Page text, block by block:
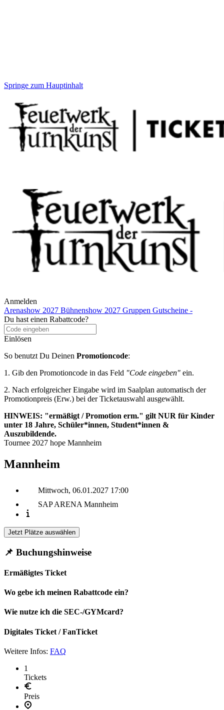
Springe zum Hauptinhalt
Anmelden
Arenashow 2027 Bühnenshow 2027 Gruppen Gutscheine -
Du hast einen Rabattcode?
Einlösen
So benutzt Du Deinen Promotioncode:
1. Gib den Promotioncode in das Feld "Code eingeben" ein.
2. Nach erfolgreicher Eingabe wird im Saalplan automatisch der
Promotionpreis (Erw.) bei der Ticketauswahl ausgewählt.
HINWEIS: "ermäßigt / Promotion erm." gilt NUR für Kinder
unter 18 Jahre, Schüler*innen, Student*innen &
Auszubildende.
Tournee 2027 hope Mannheim
Mannheim
Mittwoch, 06.01.2027 17:00
SAP ARENA Mannheim
Jetzt Plätze auswählen
📌 Buchungshinweise
Ermäßigtes Ticket
Wo gebe ich meinen Rabattcode ein?
Wie nutze ich die SEC-/GYMcard?
Digitales Ticket / FanTicket
Weitere Infos: FAQ
1
Tickets
Preis